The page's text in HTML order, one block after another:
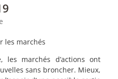
les marchés
marchés d’actions ont
sans broncher. Mieux,